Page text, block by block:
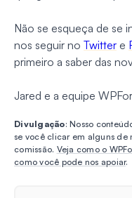
Não se esqueça de se
nos seguir no Twitter e
primeiro a saber das
Jared e a equipe
Divulgação: Nosso
se você clicar em alguns de
comissão. Veja como o
como você pode nos apoiar.